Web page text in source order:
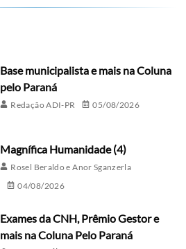
Base municipalista e mais na Coluna
pelo Paraná
Redação ADI-PR 05/08/2026
Magnífica Humanidade (4)
Rosel Beraldo e Anor Sganzerla
04/08/2026
Exames da CNH, Prêmio Gestor e
mais na Coluna Pelo Paraná